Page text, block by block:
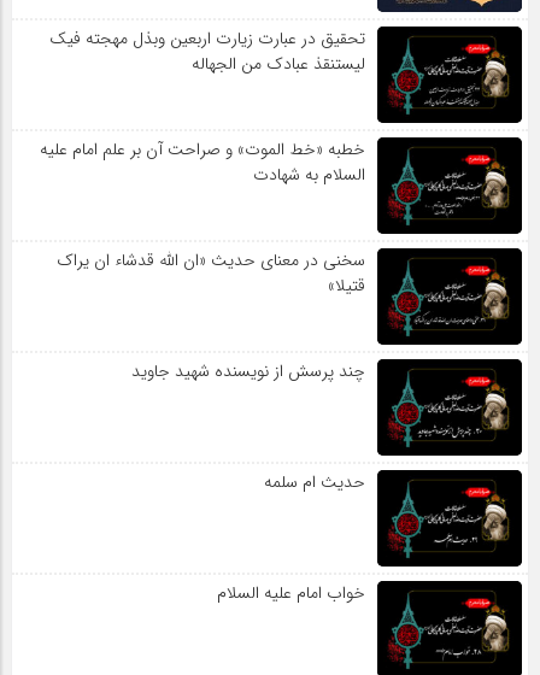
تحقیق در عبارت زیارت اربعین وبذل مهجته فیک
لیستنقذ عبادک من الجهاله
خطبه «خط الموت» و صراحت آن بر علم امام علیه
السلام به شهادت
سخنی در معنای حدیث «ان الله قدشاء ان یراک
قتیلا»
چند پرسش از نویسنده شهید جاوید
حدیث ام سلمه
خواب امام علیه السلام